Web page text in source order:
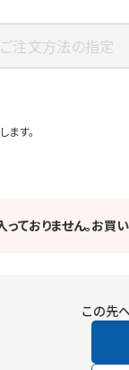
ご注文方法の指定
す。
ておりません。お買
この先